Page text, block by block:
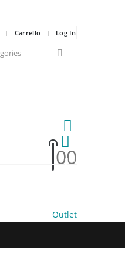
Carrello Log In
00
Outlet
HOT